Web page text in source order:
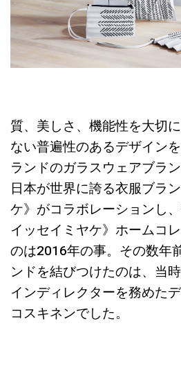
質、美しさ、機能性を大切
ない普遍性のあるデザイン
ランドのガラスウェアブラ
日本が世界に誇る衣服ブラ
ケ》がコラボレーションし
イッセイミヤケ》ホームコ
のは2016年の事。その数年
ンドを結びつけたのは、当
インディレクターを務めた
コスキネンでした。